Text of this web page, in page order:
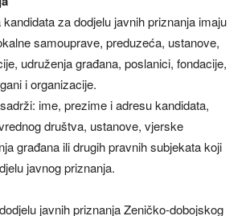
za dodjelu javnih priznanja imaju
samouprave, preduzeća, ustanove,
udruženja građana, poslanici, fondacije,
i organizacije.
ime, prezime i adresu kandidata,
društva, ustanove, vjerske
građana ili drugih pravnih subjekata koji
javnog priznanja.
javnih priznanja Zeničko-dobojskog